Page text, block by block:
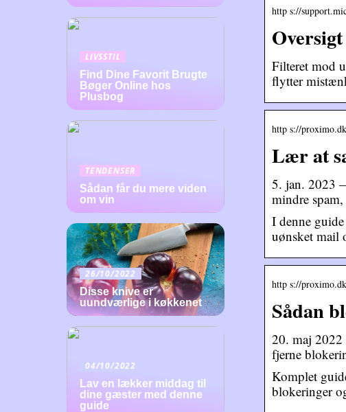
http s://
Filteret mod
flytter
http s://
Lær at
5. jan. 2023
mindre
I denne
uønsket mail
http s://
Sådan
20. maj
fjerne
Komplet
blokeringer
LIVSSTIL
Find Dine Favorit Brugte
Bøger Online hos
Plusbog
TENDENSER
Sådan får du mere viden
om vin
26/10/2022
Disse knive er
uundværlige i køkkenet
04/10/2022
Lav en lækker middag til
dine gæster med denne
guide